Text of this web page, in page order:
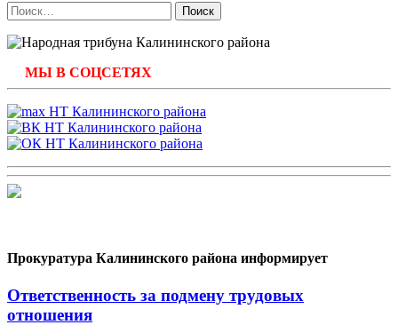
Найти:
МЫ В СОЦСЕТЯХ
Прокуратура Калининского района информирует
Ответственность за подмену трудовых
отношения